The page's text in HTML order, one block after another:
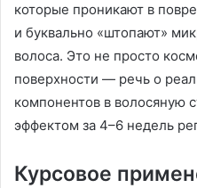
которые проникают в
и буквально «штопают»
волоса. Это не просто
поверхности — речь о
компонентов в волосяную
эффектом за 4–6 недель
Курсовое